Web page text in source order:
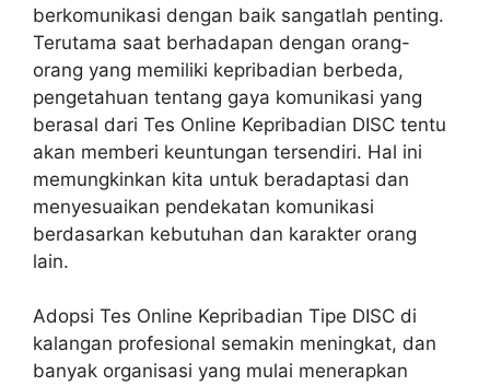
berkomunikasi dengan baik sangatlah penting.
Terutama saat berhadapan dengan orang-
orang yang memiliki kepribadian berbeda,
pengetahuan tentang gaya komunikasi yang
berasal dari Tes Online Kepribadian DISC tentu
akan memberi keuntungan tersendiri. Hal ini
memungkinkan kita untuk beradaptasi dan
menyesuaikan pendekatan komunikasi
berdasarkan kebutuhan dan karakter orang
lain.
Adopsi Tes Online Kepribadian Tipe DISC di
kalangan profesional semakin meningkat, dan
banyak organisasi yang mulai menerapkan